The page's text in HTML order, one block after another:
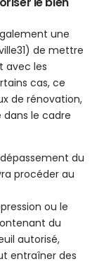
une
de mettre
avec les
cas, ce
de rénovation,
le cadre
du
procéder au
ou le
du
autorisé,
entraîner des